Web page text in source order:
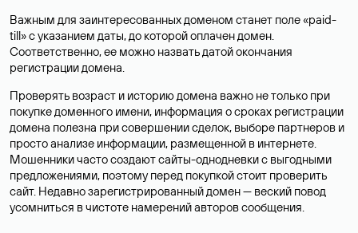
Важным для заинтересованных доменом станет поле «paid-
till» с указанием даты, до которой оплачен домен.
Соответственно, ее можно назвать датой окончания
регистрации домена.
Проверять возраст и историю домена важно не только при
покупке доменного имени, информация о сроках регистрации
домена полезна при совершении сделок, выборе партнеров и
просто анализе информации, размещенной в интернете.
Мошенники часто создают сайты-однодневки с выгодными
предложениями, поэтому перед покупкой стоит проверить
сайт. Недавно зарегистрированный домен — веский повод
усомниться в чистоте намерений авторов сообщения.